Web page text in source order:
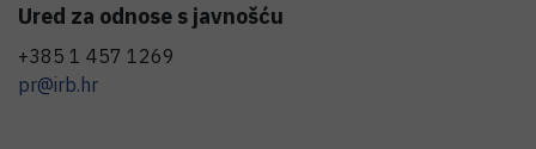
Ured za odnose s javnošću
+385 1 457 1269
pr@irb.hr